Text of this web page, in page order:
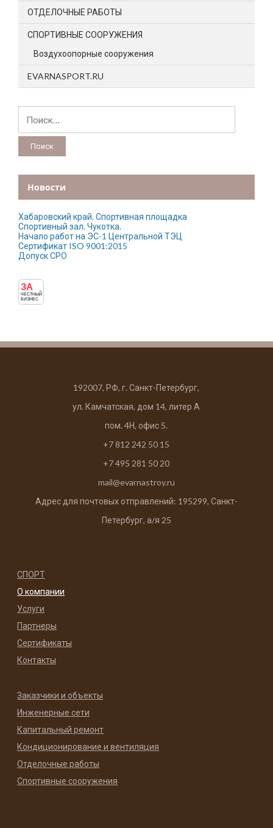
ОТДЕЛОЧНЫЕ РАБОТЫ
СПОРТИВНЫЕ СООРУЖЕНИЯ
Воздухоопорные сооружения
EVARNASPORT.RU
Новости
Хабаровский край. Спортивная площадка
Спортивный зал. Чукотка.
Начало работ на ЭС-1 Центральной ТЭЦ
Сертификат ISO 9001:2015
Допуск СРО
ЗА
ЧЕСТНЫЙ
БИЗНЕС
192007, РФ, г. Санкт-Петербург,
ул. Камчатская, дом 14, литер А
пом. 4Н, офис 5.
+7 812 242 50 15
+7 495 281 50 20
mail@evarnastroy.ru
Адрес для почтовых отправлений: 195299, Санкт-
Петербург, а/я 25
СПОРТ
О компании
Услуги
Партнеры
Сертификаты
Контакты
Заказчики и объекты
Инженерные сети
Капитальный ремонт
Кондиционирование и вентиляция
Отделочные работы
Спортивные сооружения